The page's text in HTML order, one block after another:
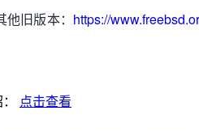
旧版本： https://
点击查看